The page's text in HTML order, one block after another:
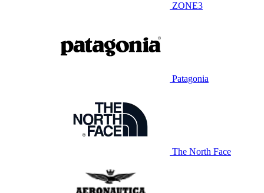
ZONE3
Patagonia
The North Face